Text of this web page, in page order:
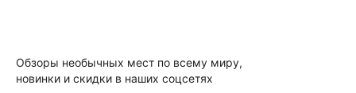
Обзоры необычных мест по всему миру,
новинки и скидки в наших соцсетях